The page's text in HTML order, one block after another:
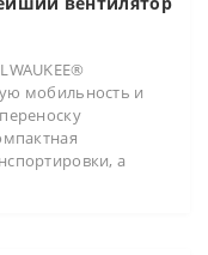
мобильность и
а